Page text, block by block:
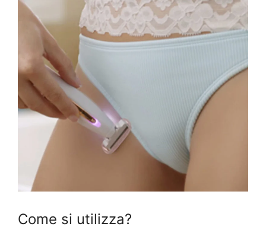
Come si utilizza?